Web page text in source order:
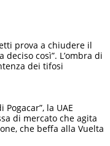
prova a chiudere il
deciso così”. L’ombra di
dei tifosi
Pogacar”, la UAE
di mercato che agita
che beffa alla Vuelta